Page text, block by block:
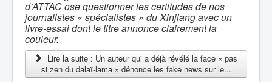
d’ATTAC ose questionner les certitudes de nos
journalistes « spécialistes » du Xinjiang avec un
livre-essai dont le titre annonce clairement la
couleur.
Lire la suite : Un auteur qui a déjà révélé la face « pas
si zen du dalaï-lama » dénonce les fake news sur le...